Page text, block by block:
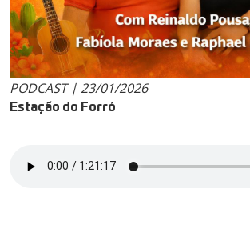
PODCAST | 23/01/2026
Estação do Forró